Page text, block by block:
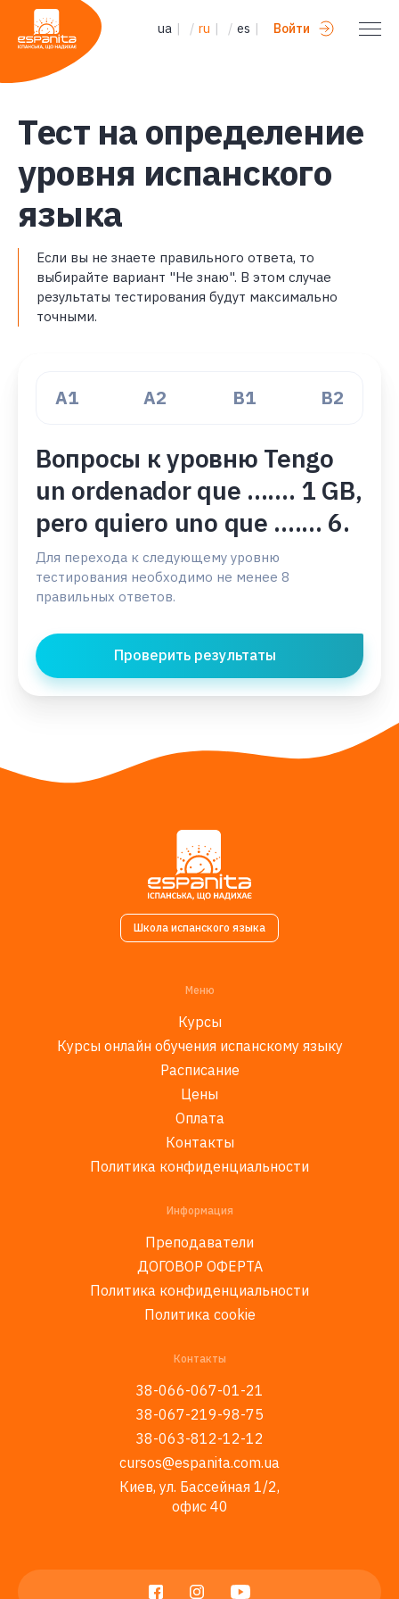
ua | / ru | / es | Войти
Tест на определение
уровня испанского
языка
Если вы не знаете правильного ответа, то
выбирайте вариант "Не знаю". В этом случае
результаты тестирования будут максимально
точными.
A1 А2 В1 B2
Вопросы к уровню Tengo
un ordenador que ....... 1 GB,
pero quiero uno que ....... 6.
Для перехода к следующему уровню
тестирования необходимо не менее 8
правильных ответов.
Проверить результаты
Школа испанского языка
Меню
Курсы
Курсы онлайн обучения испанскому языку
Расписание
Цены
Оплата
Контакты
Политика конфиденциальности
Информация
Преподаватели
ДОГОВОР ОФЕРТА
Политика конфиденциальности
Политика cookie
Контакты
38-066-067-01-21
38-067-219-98-75
38-063-812-12-12
cursos@espanita.com.ua
Киев, ул. Бассейная 1/2,
офис 40